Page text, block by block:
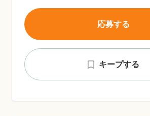
キープする
応募する